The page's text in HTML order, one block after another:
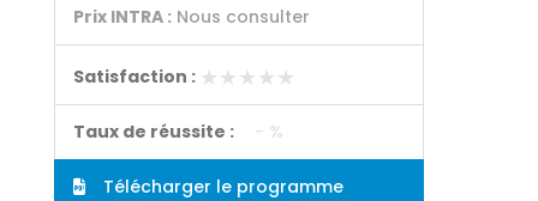
Prix INTRA :Nous consulter
Satisfaction : ★★★★★
★★★★★
Taux de réussite : - %
Télécharger le programme